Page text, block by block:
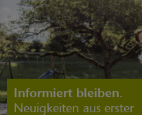
Informiert bleiben.
Neuigkeiten aus erster